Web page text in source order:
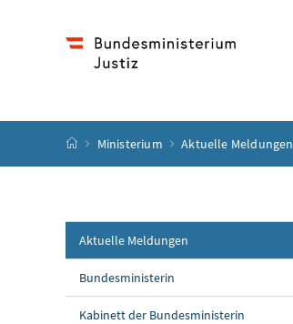
Startseite
Ministerium Aktuelle Meldungen
Aktuelle Meldungen
Bundesministerin
Kabinett der Bundesministerin